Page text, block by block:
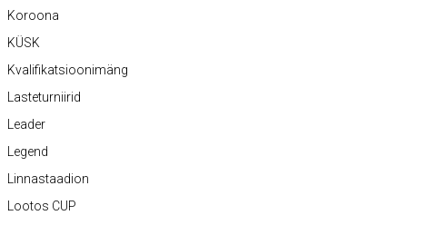
Koroona
KÜSK
Kvalifikatsioonimäng
Lasteturniirid
Leader
Legend
Linnastaadion
Lootos CUP